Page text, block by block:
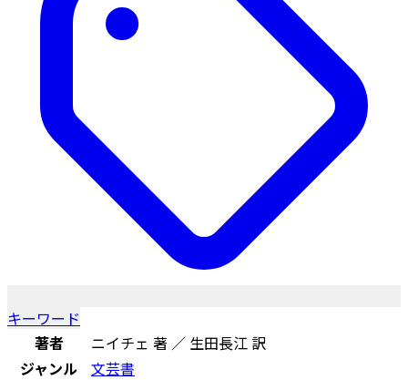
キーワード
著者
ニイチェ 著 ／ 生田長江 訳
ジャンル
文芸書